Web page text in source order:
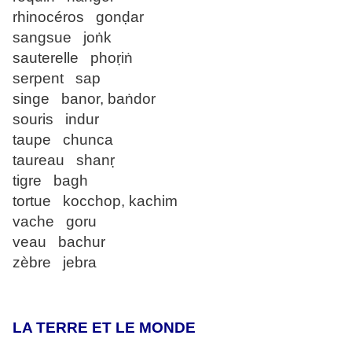
rhinocéros gonḍar
sangsue joṅk
sauterelle phoṛiṅ
serpent sap
singe banor, baṅdor
souris indur
taupe chunca
taureau shanṛ
tigre bagh
tortue kocchop, kachim
vache goru
veau bachur
zèbre jebra
LA TERRE ET LE MONDE